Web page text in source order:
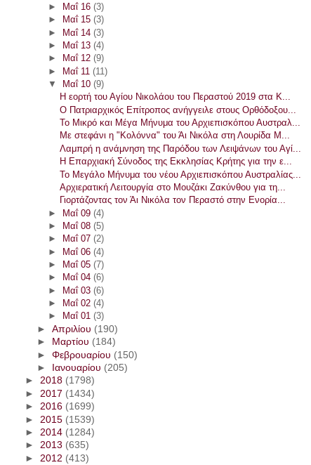
►
Μαΐ 16 (3)
►
Μαΐ 15 (3)
► Μαΐ 14 (3)
►
Μαΐ 13 (4)
►
Μαΐ 12 (9)
► Μαΐ 11 (11)
▼
Μαΐ 10 (9)
Η εορτή του Αγίου Νικολάου του Περαστού 2019 στα Κ...
Ο Πατριαρχικός Επίτροπος ανήγγειλε στους Ορθόδοξου...
Το Μικρό και Μέγα Μήνυμα του Αρχιεπισκόπου Αυστραλ...
Με στεφάνι η "Κολόννα" του Άι Νικόλα στη Λουρίδα Μ...
Λαμπρή η ανάμνηση της Παρόδου των Λειψάνων του Αγί...
Η Επαρχιακή Σύνοδος της Εκκλησίας Κρήτης για την ε...
Το Μεγάλο Μήνυμα του νέου Αρχιεπισκόπου Αυστραλίας...
Αρχιερατική Λειτουργία στο Μουζάκι Ζακύνθου για τη...
Γιορτάζοντας τον Άι Νικόλα τον Περαστό στην Ενορία...
► Μαΐ 09 (4)
►
Μαΐ 08 (5)
►
Μαΐ 07 (2)
► Μαΐ 06 (4)
►
Μαΐ 05 (7)
►
Μαΐ 04 (6)
►
Μαΐ 03 (6)
►
Μαΐ 02 (4)
►
Μαΐ 01 (3)
► Απριλίου (190)
►
Μαρτίου (184)
► Φεβρουαρίου (150)
►
Ιανουαρίου (205)
►2018 (1798)
► 2017 (1434)
►2016 (1699)
► 2015 (1539)
► 2014 (1284)
►2013 (635)
► 2012 (413)